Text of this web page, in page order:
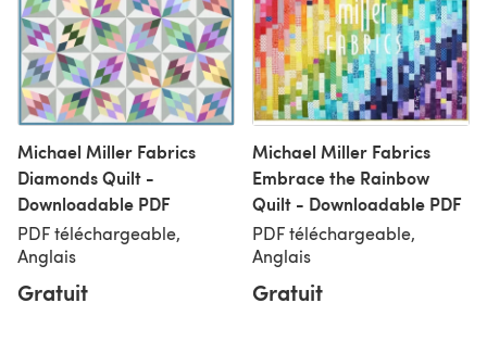
Michael Miller Fabrics
Diamonds Quilt -
Downloadable PDF
PDF téléchargeable,
Anglais
Gratuit
Michael Miller Fabrics
Embrace the Rainbow
Quilt - Downloadable PDF
PDF téléchargeable,
Anglais
Gratuit